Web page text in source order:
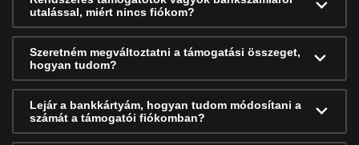
utalással, miért nincs fiókom?
Szeretném megváltoztatni a támogatási összeget,
hogyan tudom?
Lejár a bankkártyám, hogyan tudom módosítani a
számát a támogatói fiókomban?